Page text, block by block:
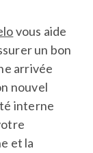
vous aide
un bon
arrivée
nouvel
interne
et la